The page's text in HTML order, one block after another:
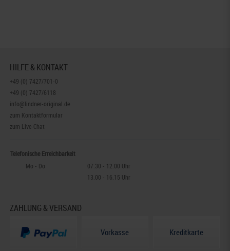
HILFE & KONTAKT
+49 (0) 7427/701-0
+49 (0) 7427/6118
info@lindner-original.de
zum Kontaktformular
zum Live-Chat
Telefonische Erreichbarkeit
Mo - Do
07.30 - 12.00 Uhr
13.00 - 16.15 Uhr
ZAHLUNG & VERSAND
Vorkasse Kreditkarte